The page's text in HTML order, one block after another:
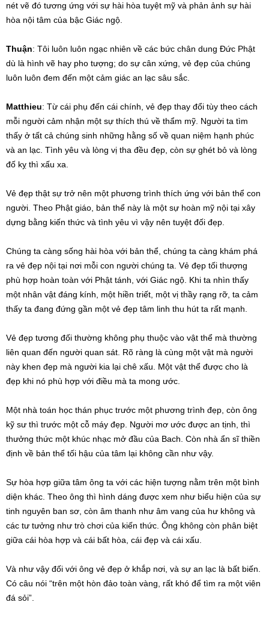
nét vẽ đó tương ứng với sự hài hòa tuyệt mỹ và phản ảnh sự hài
hòa nội tâm của bậc Giác ngộ.
Thuận: Tôi luôn luôn ngạc nhiên về các bức chân dung Đức Phật
dù là hình vẽ hay pho tượng; do sự cân xứng, vẻ đẹp của chúng
luôn luôn đem đến một cảm giác an lạc sâu sắc.
Matthieu: Từ cái phụ đến cái chính, vẻ đẹp thay đổi tùy theo cách
mỗi người cảm nhận một sự thích thú về thẩm mỹ. Người ta tìm
thấy ở tất cả chúng sinh những hằng số về quan niệm hạnh phúc
và an lạc. Tình yêu và lòng vị tha đều đẹp, còn sự ghét bỏ và lòng
đố kỵ thì xấu xa.
Vẻ đẹp thật sự trở nên một phương trình thích ứng với bản thể con
người. Theo Phật giáo, bản thể này là một sự hoàn mỹ nội tại xây
dựng bằng kiến thức và tình yêu vì vậy nên tuyệt đối đẹp.
Chúng ta càng sống hài hòa với bản thể, chúng ta càng khám phá
ra vẻ đẹp nội tại nơi mỗi con người chúng ta. Vẻ đẹp tối thượng
phù hợp hoàn toàn với Phật tánh, với Giác ngộ. Khi ta nhìn thấy
một nhân vật đáng kính, một hiền triết, một vị thầy rạng rỡ, ta cảm
thấy ta đang đứng gần một vẻ đẹp tâm linh thu hút ta rất mạnh.
Vẻ đẹp tương đối thường không phụ thuộc vào vật thể mà thường
liên quan đến người quan sát. Rõ ràng là cùng một vật mà người
này khen đẹp mà người kia lại chê xấu. Một vật thể được cho là
đẹp khi nó phù hợp với điều mà ta mong ước.
Một nhà toán học thán phục trước một phương trình đẹp, còn ông
kỹ sư thì trước một cỗ máy đẹp. Người mơ ước được an tịnh, thì
thưởng thức một khúc nhạc mở đầu của Bach. Còn nhà ẩn sĩ thiền
định về bản thể tối hậu của tâm lại không cần như vậy.
Sự hòa hợp giữa tâm ông ta với các hiện tượng nằm trên một bình
diện khác. Theo ông thì hình dáng được xem như biểu hiện của sự
tinh nguyên ban sơ, còn âm thanh như âm vang của hư không và
các tư tưởng như trò chơi của kiến thức. Ông không còn phân biệt
giữa cái hòa hợp và cái bất hòa, cái đẹp và cái xấu.
Và như vậy đối với ông vẻ đẹp ở khắp nơi, và sự an lạc là bất biến.
Có câu nói “trên một hòn đảo toàn vàng, rất khó để tìm ra một viên
đá sỏi”.